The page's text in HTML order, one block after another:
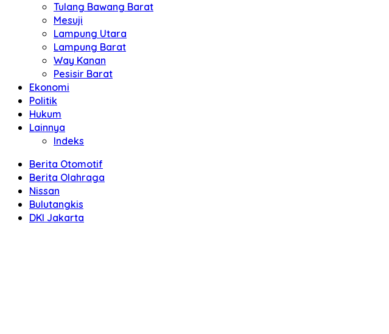
Tulang Bawang Barat
Mesuji
Lampung Utara
Lampung Barat
Way Kanan
Pesisir Barat
Ekonomi
Politik
Hukum
Lainnya
Indeks
Berita Otomotif
Berita Olahraga
Nissan
Bulutangkis
DKI Jakarta